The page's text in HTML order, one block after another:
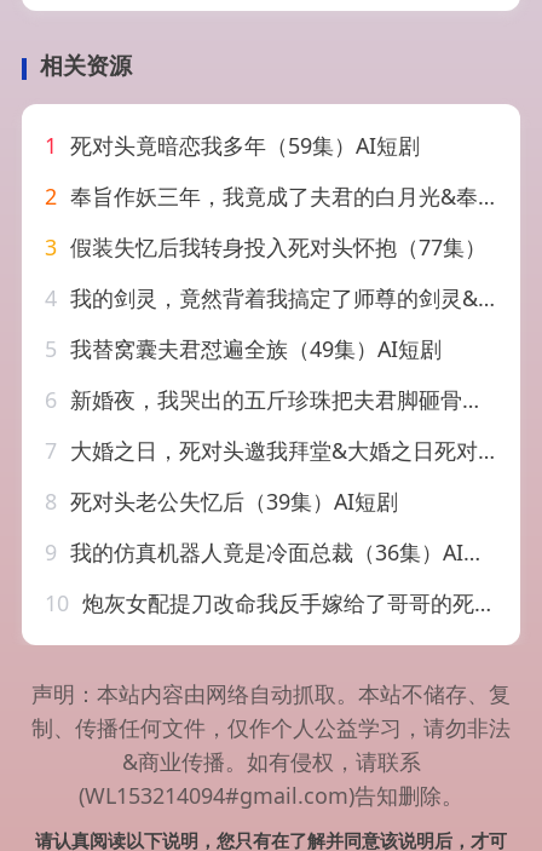
相关资源
1 死对头竟暗恋我多年（59集）AI短剧
2 奉旨作妖三年，我竟成了夫君的白月光&奉旨作妖三年我竟成了夫君的白月光（40集）AI短剧
3 假装失忆后我转身投入死对头怀抱（77集）
4 我的剑灵，竟然背着我搞定了师尊的剑灵&我的剑灵竟然背着我搞定了师尊的剑灵（64集）AI短剧
5 我替窝囊夫君怼遍全族（49集）AI短剧
6 新婚夜，我哭出的五斤珍珠把夫君脚砸骨折了&新婚夜我哭出的五斤珍珠把夫君脚砸骨折了（50集）AI短剧
7 大婚之日，死对头邀我拜堂&大婚之日死对头邀我拜堂（30集）AI短剧
8 死对头老公失忆后（39集）AI短剧
9 我的仿真机器人竟是冷面总裁（36集）AI短剧
10 炮灰女配提刀改命我反手嫁给了哥哥的死对头（84集）AI短剧
声明：本站内容由网络自动抓取。本站不储存、复
制、传播任何文件，仅作个人公益学习，请勿非法
&商业传播。如有侵权，请联系
(WL153214094#gmail.com)告知删除。
请认真阅读以下说明，您只有在了解并同意该说明后，才可